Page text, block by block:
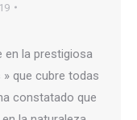
en la prestigiosa
que cubre todas
constatado que